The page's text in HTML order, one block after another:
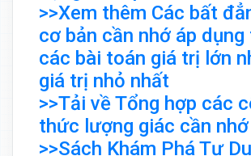
>>Xem thêm Các bất
cơ bản cần nhớ áp dụng
các bài toán giá trị lớn
giá trị nhỏ nhất
>>Tải về Tổng hợp các
thức lượng giác cần nhớ
>>Sách Khám Phá Tư